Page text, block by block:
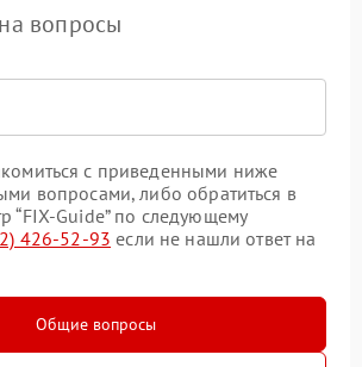
вопросы
с приведенными ниже
вопросами, либо обратиться в
“FIX-Guide” по следующему
426-52-93 если не нашли ответ на
Общие вопросы